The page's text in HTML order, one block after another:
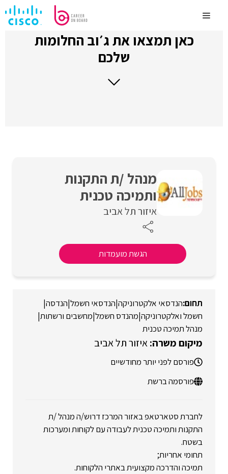
לתוכןMenu
כאן תמצאו את ג׳וב החלומות
שלכם
מנהל /ת התקנות
ותמיכה טכנית
איזור תל אביב
הגשת מועמדות
הנדסאי אלקטרוניקה|הנדסאי חשמל|הנדסה|
חשמל ואלקטרוניקה|מהנדס חשמל|מחשבים ורשתות|
מנהל תמיכה טכנית
איזור תל אביב
פורסם לפני יותר מחודשיים
פורסמה ברשת
לחברת סטארטאפ באזור המרכז דרוש/ה מנהל /ת
התקנות ותמיכה טכנית לעבודה עם לקוחות ומערכות
בשטח.
תחומי אחריות;
תמיכה והדרכה מקצועית באתרי הלקוחות.